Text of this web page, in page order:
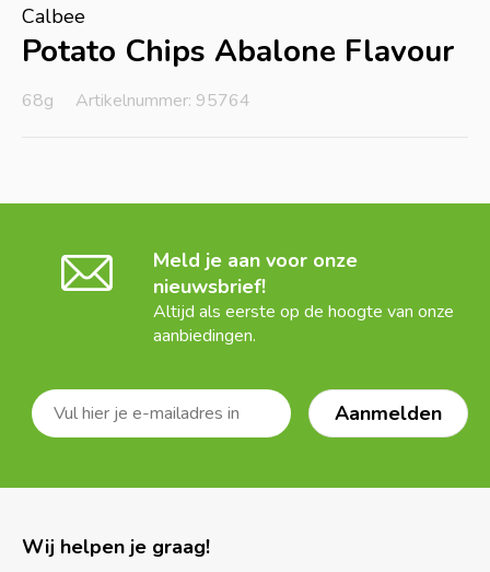
Calbee
Potato Chips Abalone Flavour
68g Artikelnummer: 95764
Meld je aan voor onze
nieuwsbrief!
Altijd als eerste op de hoogte van onze
aanbiedingen.
Wij helpen je graag!